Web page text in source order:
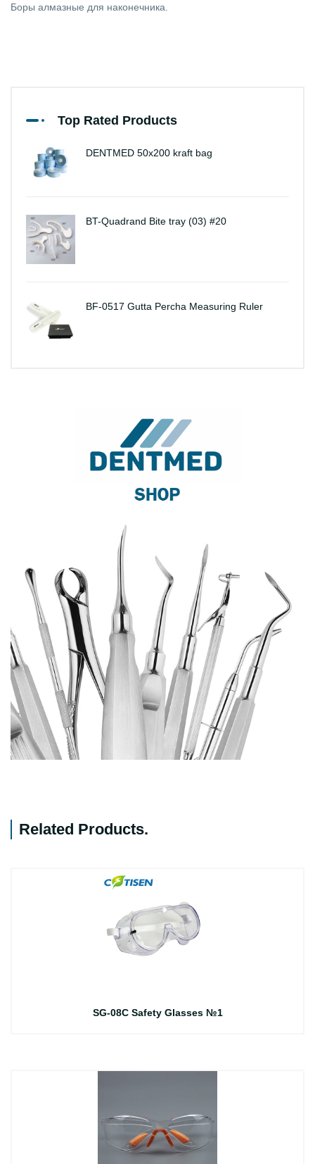
Боры алмазные для наконечника.
Top Rated Products
DENTMED 50x200 kraft bag
BT-Quadrand Bite tray (03) #20
BF-0517 Gutta Percha Measuring Ruler
Related Products.
SG-08C Safety Glasses №1